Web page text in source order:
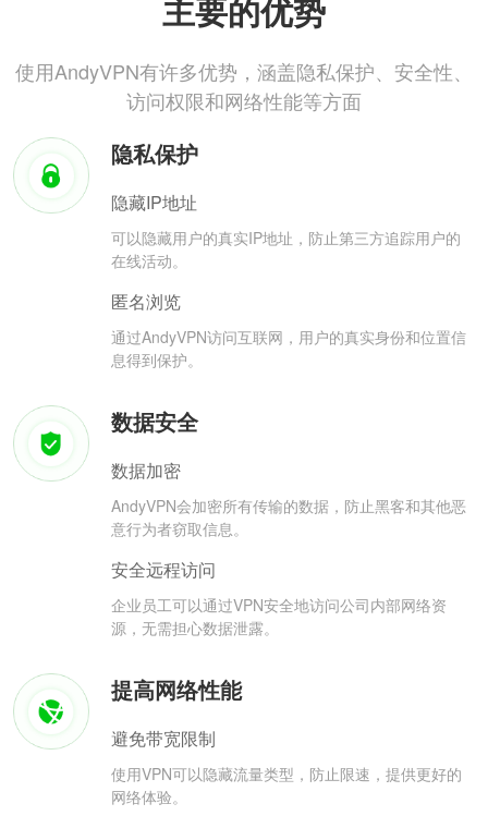
主要的优势
使用AndyVPN有许多优势，涵盖隐私保护、安全性、
访问权限和网络性能等方面
隐私保护
隐藏IP地址
可以隐藏用户的真实IP地址，防止第三方追踪用户的
在线活动。
匿名浏览
通过AndyVPN访问互联网，用户的真实身份和位置信
息得到保护。
数据安全
数据加密
AndyVPN会加密所有传输的数据，防止黑客和其他恶
意行为者窃取信息。
安全远程访问
企业员工可以通过VPN安全地访问公司内部网络资
源，无需担心数据泄露。
提高网络性能
避免带宽限制
使用VPN可以隐藏流量类型，防止限速，提供更好的
网络体验。